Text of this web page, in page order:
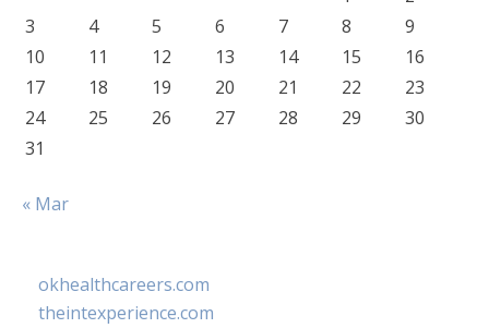
3
4 5 6 7 8
9
10
11 12 13 14 15
16
17
18 19 20 21 22
23
24
25 26 27 28 29
30
31
« Mar
okhealthcareers.com
theintexperience.com